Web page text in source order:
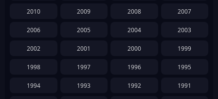
2010 2009 2008 2007
2006 2005 2004 2003
2002 2001 2000 1999
1998 1997 1996 1995
1994 1993 1992 1991